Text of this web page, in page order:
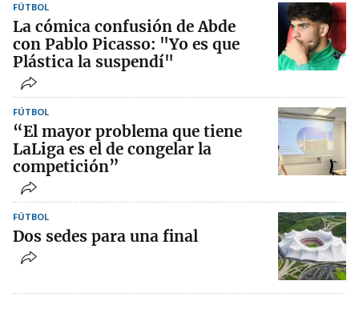
FÚTBOL
La cómica confusión de Abde
con Pablo Picasso: "Yo es que
Plástica la suspendí"
FÚTBOL
“El mayor problema que tiene
LaLiga es el de congelar la
competición”
FÚTBOL
Dos sedes para una final